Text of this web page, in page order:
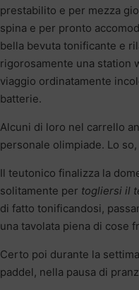
prestabilito e per mezza
spina e per pronto
bella bevuta tonificante e
rigorosamente una station
viaggio ordinatamente
batterie.
Alcuni di loro nel carrello
personale olimpiade. Lo
Il teutonico finalizza la
solitamente per togliersi il
di fatto tonificandosi,
una tavolata piena di cose
Certo poi durante la
paddel, nella pausa di